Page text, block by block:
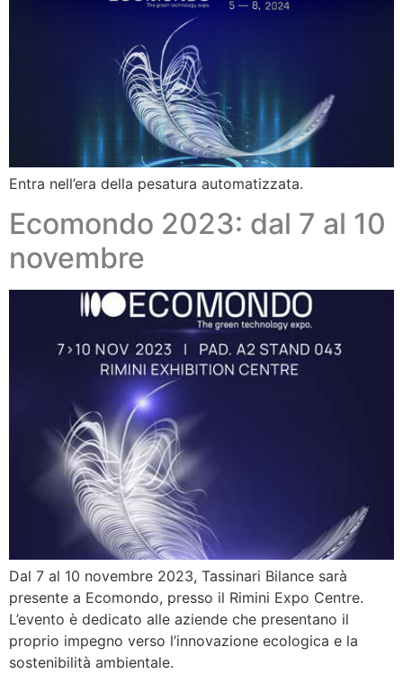
Entra nell’era della pesatura automatizzata.
Ecomondo 2023: dal 7 al 10
novembre
Dal 7 al 10 novembre 2023, Tassinari Bilance sarà
presente a Ecomondo, presso il Rimini Expo Centre.
L’evento è dedicato alle aziende che presentano il
proprio impegno verso l’innovazione ecologica e la
sostenibilità ambientale.